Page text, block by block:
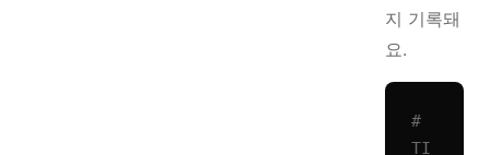
지 기록돼
요.
#
TI